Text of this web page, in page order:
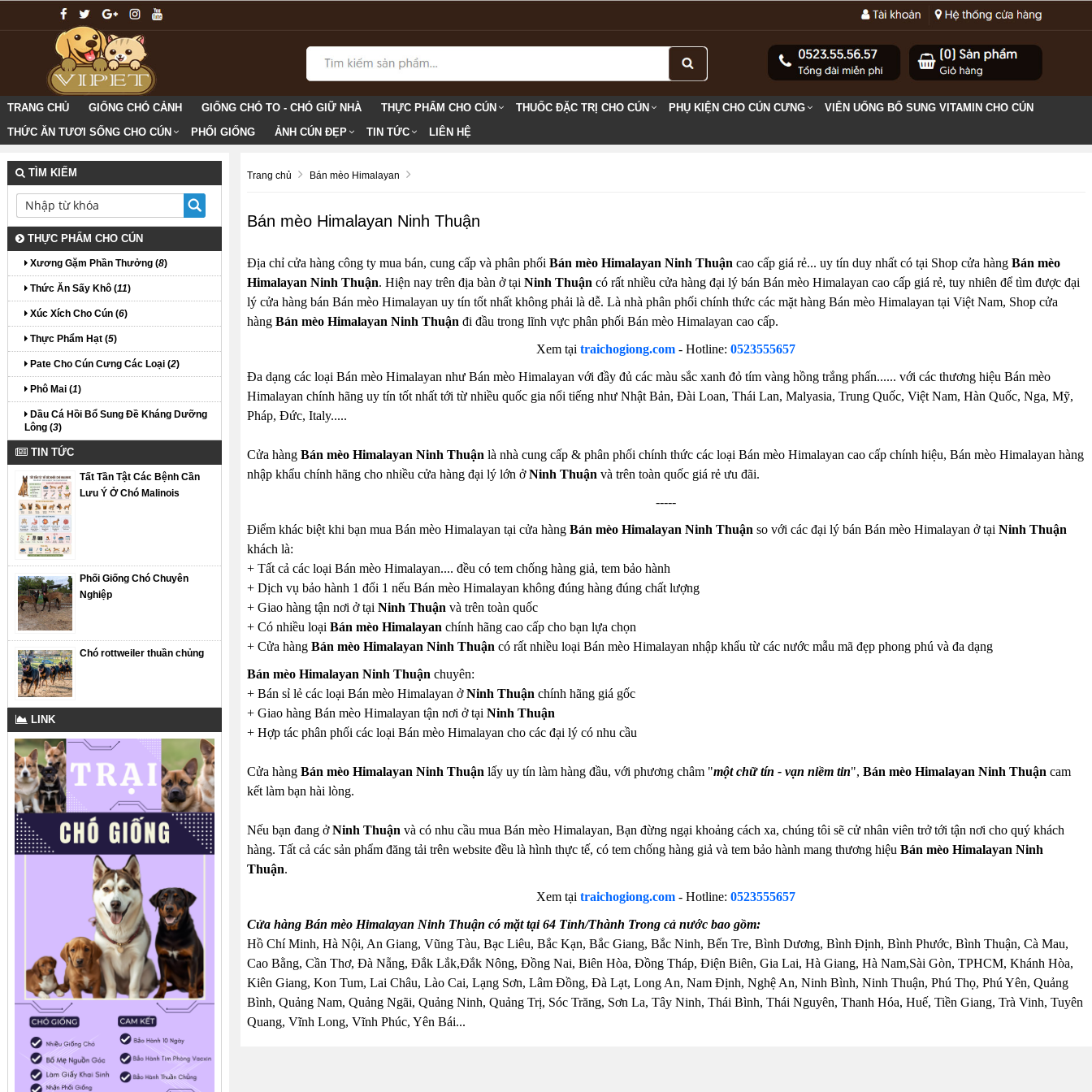
TRANG CHỦ GIỐNG CHÓ CẢNH GIỐNG CHÓ TO - CHÓ GIỮ NHÀ THỰC PHẨM CHO CÚN THUỐC ĐẶC TRỊ CHO CÚN PHỤ KIỆN CHO CÚN CƯNG
VIÊN UỐNG BỔ SUNG VITAMIN CHO CÚN
THỨC ĂN TƯƠI SỐNG CHO CÚN
PHỐI GIỐNG ẢNH CÚN ĐẸP TIN TỨC LIÊN HỆ
Trang chủ Bán mèo Himalayan
Bán mèo Himalayan Ninh Thuận
Địa chỉ cửa hàng công ty mua bán, cung cấp và phân phối Bán mèo Himalayan Ninh Thuận cao cấp giá rẻ... uy tín duy nhất có tại Shop cửa hàng Bán mèo
Himalayan Ninh Thuận. Hiện nay trên địa bàn ở tại Ninh Thuận có rất nhiều cửa hàng đại lý bán Bán mèo Himalayan cao cấp giá rẻ, tuy nhiên để tìm được đại
lý cửa hàng bán Bán mèo Himalayan uy tín tốt nhất không phải là dễ. Là nhà phân phối chính thức các mặt hàng Bán mèo Himalayan tại Việt Nam, Shop cửa
hàng Bán mèo Himalayan Ninh Thuận đi đầu trong lĩnh vực phân phối Bán mèo Himalayan cao cấp.
Xem tạitraichogiong.com - Hotline:0523555657
Đa dạng các loại Bán mèo Himalayan như Bán mèo Himalayan với đầy đủ các màu sắc xanh đỏ tím vàng hồng trắng phấn...... với các thương hiệu Bán mèo
Himalayan chính hãng uy tín tốt nhất tới từ nhiều quốc gia nổi tiếng như Nhật Bản, Đài Loan, Thái Lan, Malyasia, Trung Quốc, Việt Nam, Hàn Quốc, Nga, Mỹ,
Pháp, Đức, Italy.....
Cửa hàng Bán mèo Himalayan Ninh Thuận là nhà cung cấp & phân phối chính thức các loại Bán mèo Himalayan cao cấp chính hiệu, Bán mèo Himalayan hàng
nhập khẩu chính hãng cho nhiều cửa hàng đại lý lớn ởNinh Thuận và trên toàn quốc giá rẻ ưu đãi.
-----
Điểm khác biệt khi bạn mua Bán mèo Himalayan tại cửa hàng Bán mèo Himalayan Ninh Thuận so với các đại lý bán Bán mèo Himalayan ở tại Ninh Thuận
khách là:
+ Tất cả các loại Bán mèo Himalayan.... đều có tem chống hàng giả, tem bảo hành
+ Dịch vụ bảo hành 1 đổi 1 nếu Bán mèo Himalayan không đúng hàng đúng chất lượng
+ Giao hàng tận nơi ở tại Ninh Thuận và trên toàn quốc
+ Có nhiều loại Bán mèo Himalayan chính hãng cao cấp cho bạn lựa chọn
+ Cửa hàng Bán mèo Himalayan Ninh Thuận có rất nhiều loại Bán mèo Himalayan nhập khẩu từ các nước mẫu mã đẹp phong phú và đa dạng
Bán mèo Himalayan Ninh Thuận chuyên:
+ Bán sỉ lẻ các loại Bán mèo Himalayan ởNinh Thuận chính hãng giá gốc
+ Giao hàng Bán mèo Himalayan tận nơi ở tại Ninh Thuận
+ Hợp tác phân phối các loại Bán mèo Himalayan cho các đại lý có nhu cầu
Cửa hàng Bán mèo Himalayan Ninh Thuận lấy uy tín làm hàng đầu, với phương châm "một chữ tín - vạn niềm tin", Bán mèo Himalayan Ninh Thuận cam
kết làm bạn hài lòng.
Nếu bạn đang ởNinh Thuận và có nhu cầu mua Bán mèo Himalayan, Bạn đừng ngại khoảng cách xa, chúng tôi sẽ cử nhân viên trở tới tận nơi cho quý khách
hàng. Tất cả các sản phẩm đăng tải trên website đều là hình thực tế, có tem chống hàng giả và tem bảo hành mang thương hiệu Bán mèo Himalayan Ninh
Thuận.
Xem tạitraichogiong.com - Hotline:0523555657
Cửa hàng Bán mèo Himalayan Ninh Thuận có mặt tại 64 Tỉnh/Thành Trong cả nước bao gồm:
Hồ Chí Minh, Hà Nội, An Giang, Vũng Tàu, Bạc Liêu, Bắc Kạn, Bắc Giang, Bắc Ninh, Bến Tre, Bình Dương, Bình Định, Bình Phước, Bình Thuận, Cà Mau,
Cao Bằng, Cần Thơ, Đà Nẵng, Đắk Lắk,Đắk Nông, Đồng Nai, Biên Hòa, Đồng Tháp, Điện Biên, Gia Lai, Hà Giang, Hà Nam,Sài Gòn, TPHCM, Khánh Hòa,
Kiên Giang, Kon Tum, Lai Châu, Lào Cai, Lạng Sơn, Lâm Đồng, Đà Lạt, Long An, Nam Định, Nghệ An, Ninh Bình, Ninh Thuận, Phú Thọ, Phú Yên, Quảng
Bình, Quảng Nam, Quảng Ngãi, Quảng Ninh, Quảng Trị, Sóc Trăng, Sơn La, Tây Ninh, Thái Bình, Thái Nguyên, Thanh Hóa, Huế, Tiền Giang, Trà Vinh, Tuyên
Quang, Vĩnh Long, Vĩnh Phúc, Yên Bái...
TÌM KIẾM
THỰC PHẨM CHO CÚN
Xương Gặm Phần Thưởng (8)
Thức Ăn Sấy Khô (11)
Xúc Xích Cho Cún (6)
Thực Phẩm Hạt (5)
Pate Cho Cún Cưng Các Loại (2)
Phô Mai (1)
Dầu Cá Hồi Bổ Sung Đề Kháng Dưỡng
Lông (3)
TIN TỨC
Tất Tần Tật Các Bệnh Cần
Lưu Ý Ở Chó Malinois
Phối Giống Chó Chuyên
Nghiệp
Chó rottweiler thuần chủng
LINK